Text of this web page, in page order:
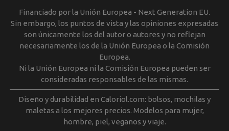
Financiado por la Unión Europea - Next Generation EU.
Sin embargo, los puntos de vista y las opiniones expresadas
son únicamente los del autor o autores y no reflejan
necesariamente los de la Unión Europea o la Comisión
Europea.
Ni la Unión Europea ni la Comisión Europea pueden ser
consideradas responsables de las mismas.
Diseño y durabilidad en Caloriol.com: bolsos, mochilas y
maletas a los mejores precios. Modelos para mujer,
hombre, piel, veganos y viaje.